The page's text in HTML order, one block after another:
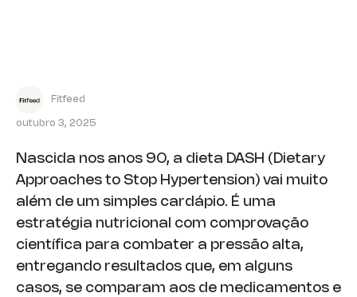
Fitfeed
outubro 3, 2025
Nascida nos anos 90, a dieta DASH (Dietary
Approaches to Stop Hypertension) vai muito
além de um simples cardápio. É uma
estratégia nutricional com comprovação
científica para combater a pressão alta,
entregando resultados que, em alguns
casos, se comparam aos de medicamentos e